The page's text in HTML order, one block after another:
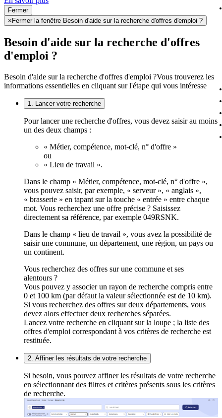
Fermer
× Fermer la fenêtre Besoin d'aide sur la recherche d'offres d'emploi ?
Besoin d'aide sur la recherche d'offres
d'emploi ?
Besoin d'aide sur la recherche d'offres d'emploi ?Vous trouverez les
informations essentielles en cliquant sur l'étape qui vous intéresse
1. Lancer votre recherche
Pour lancer une recherche d'offres, vous devez saisir au moins
un des deux champs :
« Métier, compétence, mot-clé, n° d'offre »
ou
« Lieu de travail ».
Dans le champ « Métier, compétence, mot-clé, n° d'offre »,
vous pouvez saisir, par exemple, « serveur », « anglais »,
« brasserie » en tapant sur la touche « entrée » entre chaque
mot. Vous recherchez une offre précise ? Saisissez
directement sa référence, par exemple 049RSNK.
Dans le champ « lieu de travail », vous avez la possibilité de
saisir une commune, un département, une région, un pays ou
un continent.
Vous recherchez des offres sur une commune et ses
alentours ?
Vous pouvez y associer un rayon de recherche compris entre
0 et 100 km (par défaut la valeur sélectionnée est de 10 km).
Si vous recherchez des offres sur deux départements, vous
devez alors effectuer deux recherches séparées.
Lancez votre recherche en cliquant sur la loupe ; la liste des
offres d'emploi correspondant à vos critères de recherche est
restituée.
2. Affiner les résultats de votre recherche
Si besoin, vous pouvez affiner les résultats de votre recherche
en sélectionnant des filtres et critères présents sous les critères
de recherche.